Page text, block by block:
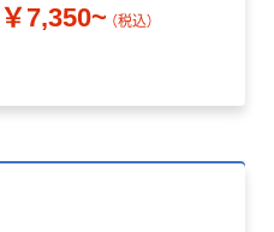
￥7,350~ （税込）